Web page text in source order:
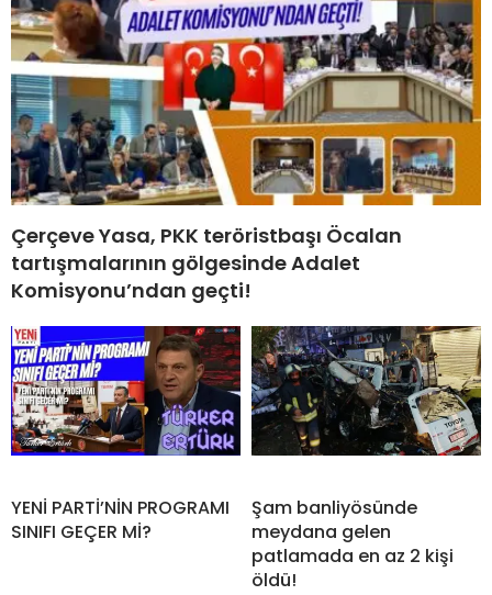
Çerçeve Yasa, PKK teröristbaşı Öcalan
tartışmalarının gölgesinde Adalet
Komisyonu’ndan geçti!
YENİ PARTİ’NİN PROGRAMI
SINIFI GEÇER Mİ?
Şam banliyösünde
meydana gelen
patlamada en az 2 kişi
öldü!